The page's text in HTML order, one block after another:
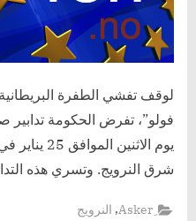
لوقف تفشي الطفرة
فولو”، تفرض الحكومة
شرق النرويج. وتسري هذه التدابير
ِAsker , النرويج